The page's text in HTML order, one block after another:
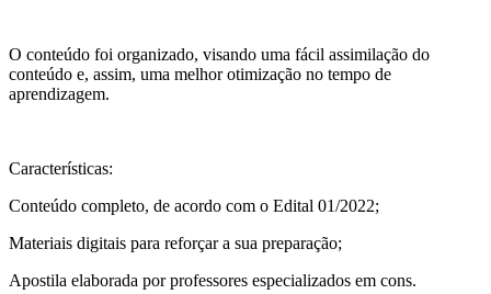
O conteúdo foi organizado, visando uma fácil assimilação do
conteúdo e, assim, uma melhor otimização no tempo de
aprendizagem.
Características:
Conteúdo completo, de acordo com o Edital 01/2022;
Materiais digitais para reforçar a sua preparação;
Apostila elaborada por professores especializados em cons.